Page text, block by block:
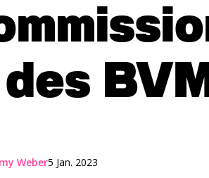
5 Jan. 2023
Weber